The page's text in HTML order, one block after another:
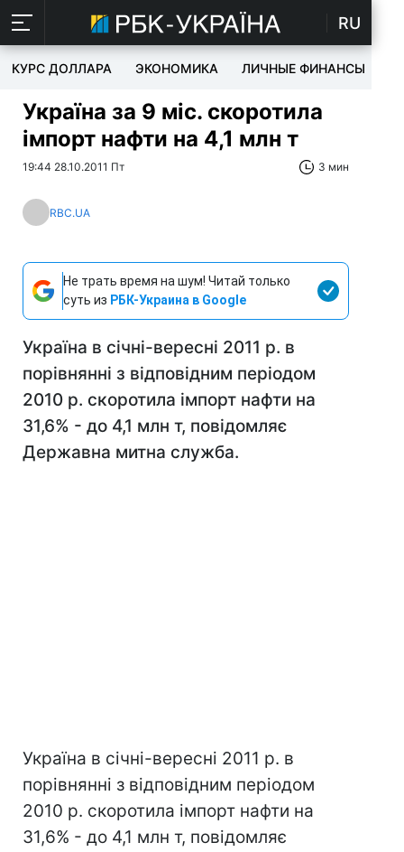
RU
КУРС ДОЛЛАРА ЭКОНОМИКА ЛИЧНЫЕ ФИНАНСЫ
Україна за 9 міс. скоротила
імпорт нафти на 4,1 млн т
19:44 28.10.2011 Пт 3 мин
RBC.UA
Не трать время на шум! Читай только
суть из РБК-Украина в Google
Україна в січні-вересні 2011 р. в
порівнянні з відповідним періодом
2010 р. скоротила імпорт нафти на
31,6% - до 4,1 млн т, повідомляє
Державна митна служба.
Україна в січні-вересні 2011 р. в
порівнянні з відповідним періодом
2010 р. скоротила імпорт нафти на
31,6% - до 4,1 млн т, повідомляє